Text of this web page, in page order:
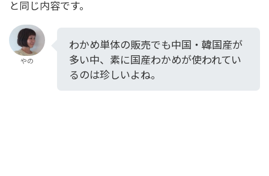
と同じ内容です。
やの
わかめ単体の販売でも中国・韓国産が
多い中、素に国産わかめが使われてい
るのは珍しいよね。